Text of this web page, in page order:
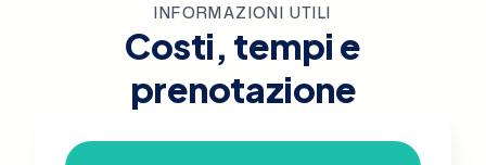
INFORMAZIONI UTILI
Costi, tempi e
prenotazione